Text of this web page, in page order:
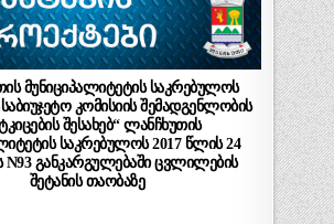
მუნიციპალიტეტის საკრებულოს
კომისიის შემადგენლობის
შესახებ“ ლანჩხუთის
საკრებულოს 2017 წლის 24
N93 განკარგულებაში ცვლილების
შეტანის თაობაზე